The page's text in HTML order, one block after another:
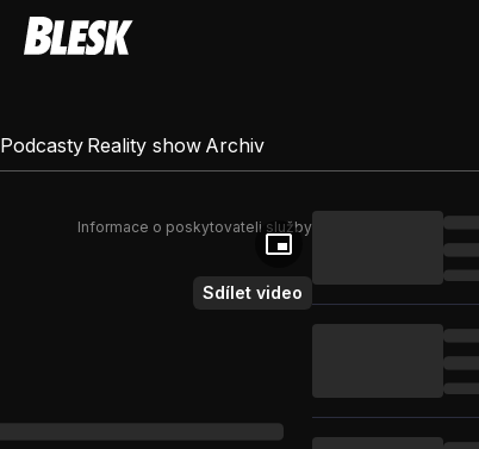
Podcasty Reality show Archiv
Informace o poskytovateli služby
Sdílet video